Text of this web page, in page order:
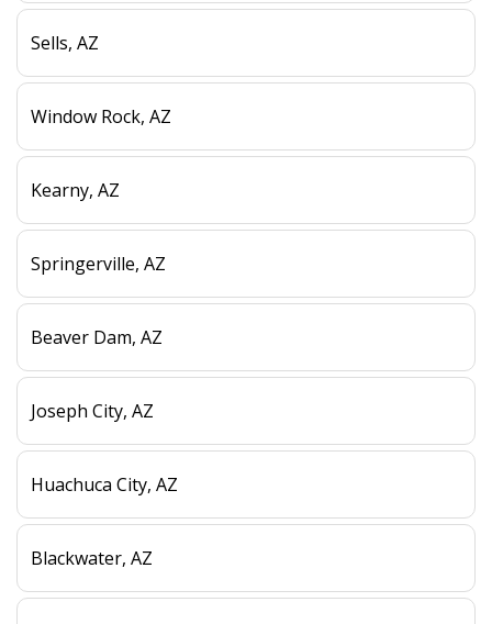
Sells, AZ
Window Rock, AZ
Kearny, AZ
Springerville, AZ
Beaver Dam, AZ
Joseph City, AZ
Huachuca City, AZ
Blackwater, AZ